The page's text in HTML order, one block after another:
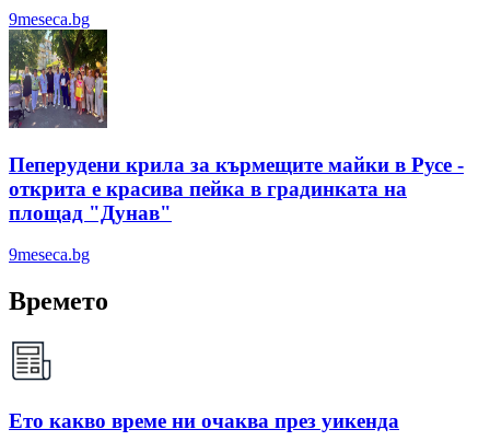
9meseca.bg
Пеперудени крила за кърмещите майки в Русе -
открита е красива пейка в градинката на
площад "Дунав"
9meseca.bg
Времето
Ето какво време ни очаква през уикенда